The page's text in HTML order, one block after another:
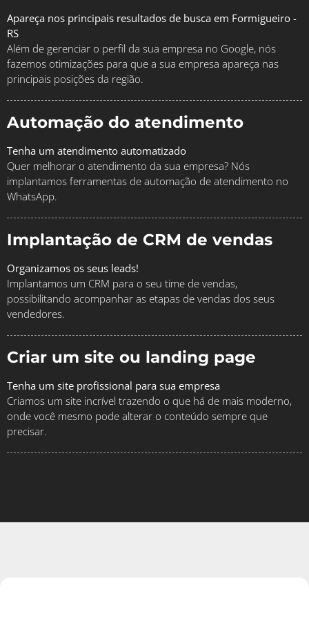
Apareça nos principais resultados de busca em Formigueiro -
RS
Além de gerenciar o perfil da sua empresa no Google, nós
fazemos otimizações para que a sua empresa apareça nas
principais posições da região.
Automação do atendimento
Tenha um atendimento automatizado
Quer melhorar o atendimento da sua empresa? Nós
implantamos ferramentas de automação de atendimento no
WhatsApp.
Implantação de CRM de vendas
Organizamos os seus leads!
Implantamos um CRM para o seu time de vendas,
possibilitando acompanhar as etapas de vendas dos seus
vendedores.
Criar um site ou landing page
Tenha um site profissional para sua empresa
Criamos um site incrível trazendo o que há de mais moderno,
onde você mesmo pode alterar o conteúdo sempre que
precisar.